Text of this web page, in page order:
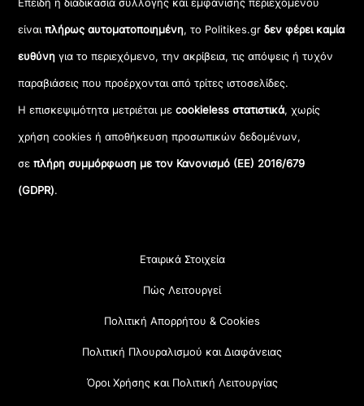
Επειδή η διαδικασία συλλογής και εμφάνισης περιεχομένου
είναιπλήρως αυτοματοποιημένη, το Politikes.grδεν φέρει καμία
ευθύνη για το περιεχόμενο, την ακρίβεια, τις απόψεις ή τυχόν
παραβιάσεις που προέρχονται από τρίτες ιστοσελίδες.
Η επισκεψιμότητα μετριέται μεcookieless στατιστικά, χωρίς
χρήση cookies ή αποθήκευση προσωπικών δεδομένων,
σεπλήρη συμμόρφωση με τον Κανονισμό (ΕΕ) 2016/679
(GDPR).
Εταιρικά Στοιχεία
Πώς Λειτουργεί
Πολιτική Απορρήτου & Cookies
Πολιτική Πλουραλισμού και Διαφάνειας
Όροι Χρήσης και Πολιτική Λειτουργίας